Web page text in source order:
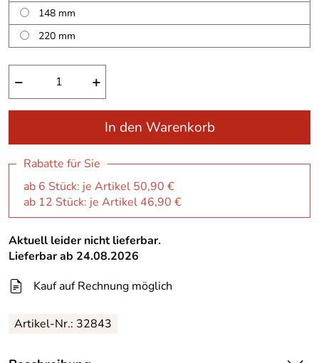
148 mm
220 mm
− +
In den Warenkorb
Rabatte für Sie
ab 6 Stück: je Artikel 50,90 €
ab 12 Stück: je Artikel 46,90 €
Aktuell leider nicht lieferbar.
Lieferbar ab 24.08.2026
Kauf auf Rechnung möglich
Artikel-Nr.: 32843